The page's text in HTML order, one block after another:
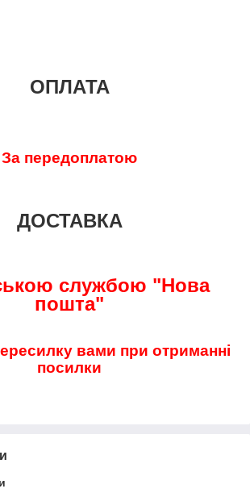
ОПЛАТА
За передоплатою
ДОСТАВКА
службою "Нова
пошта"
вами при отриманні
посилки